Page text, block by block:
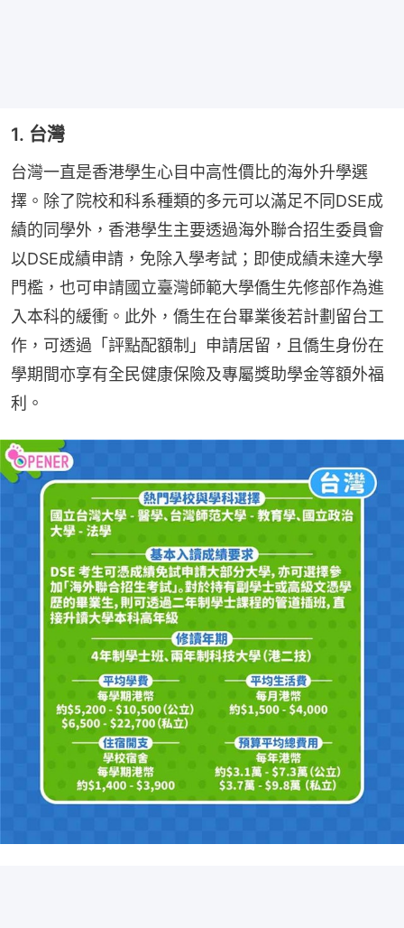
1. 台灣
台灣一直是香港學生心目中高性價比的海外升學選
擇。除了院校和科系種類的多元可以滿足不同DSE成
績的同學外，香港學生主要透過海外聯合招生委員會
以DSE成績申請，免除入學考試；即使成績未達大學
門檻，也可申請國立臺灣師範大學僑生先修部作為進
入本科的緩衝。此外，僑生在台畢業後若計劃留台工
作，可透過「評點配額制」申請居留，且僑生身份在
學期間亦享有全民健康保險及專屬獎助學金等額外福
利。